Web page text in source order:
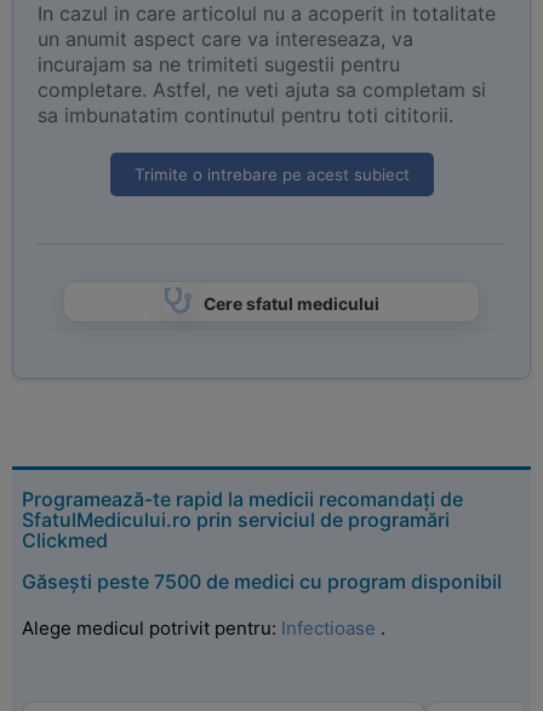
In cazul in care articolul nu a acoperit in totalitate
un anumit aspect care va intereseaza, va
incurajam sa ne trimiteti sugestii pentru
completare. Astfel, ne veti ajuta sa completam si
sa imbunatatim continutul pentru toti cititorii.
Trimite o intrebare pe acest subiect
Cere sfatul medicului
Programează-te rapid la medicii recomandați de
SfatulMedicului.ro prin serviciul de programări
Clickmed
Găsești peste 7500 de medici cu program disponibil
Alege medicul potrivit pentru: Infectioase .